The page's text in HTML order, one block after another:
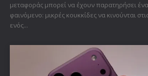
μεταφοράς μπορεί να έχουν παρατηρήσει
φαινόμενο: μικρές κουκκίδες να κινούνται
ενός...